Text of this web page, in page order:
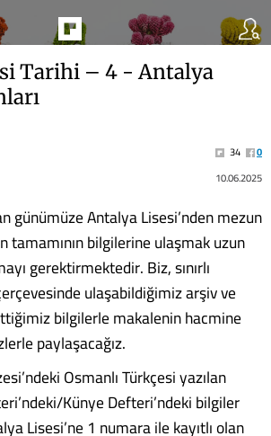
Tarihi – 4 - Antalya
34
0
10.06.2025
günümüze Antalya Lisesi’nden mezun
tamamının bilgilerine ulaşmak uzun
gerektirmektedir. Biz, sınırlı
ulaşabildiğimiz arşiv ve
bilgilerle makalenin hacmine
paylaşacağız.
Osmanlı Türkçesi yazılan
Künye Defteri’ndeki bilgiler
Lisesi’ne 1 numara ile kayıtlı olan